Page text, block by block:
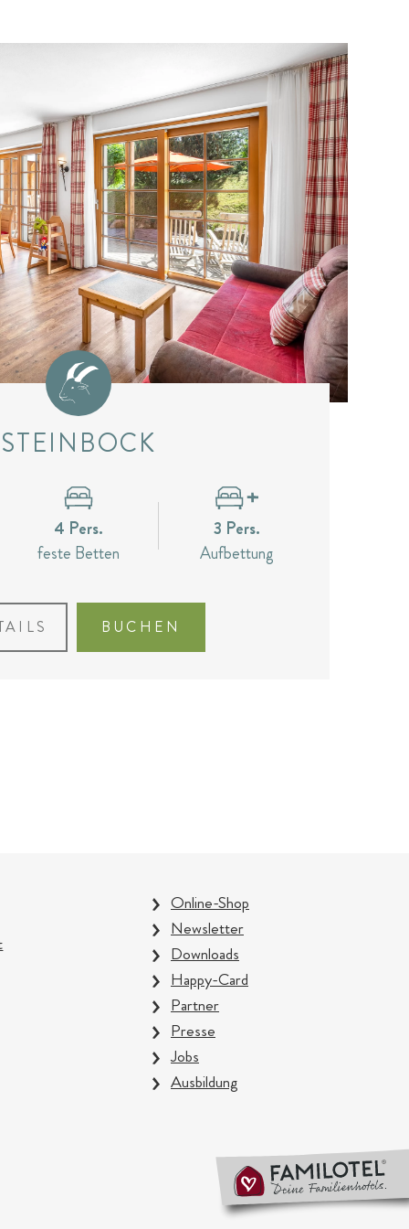
STEINBOCK
4 Pers.
feste Betten
3 Pers.
Aufbettung
BUCHEN
Online-Shop
Newsletter
Downloads
Happy-Card
Partner
Presse
Jobs
Ausbildung